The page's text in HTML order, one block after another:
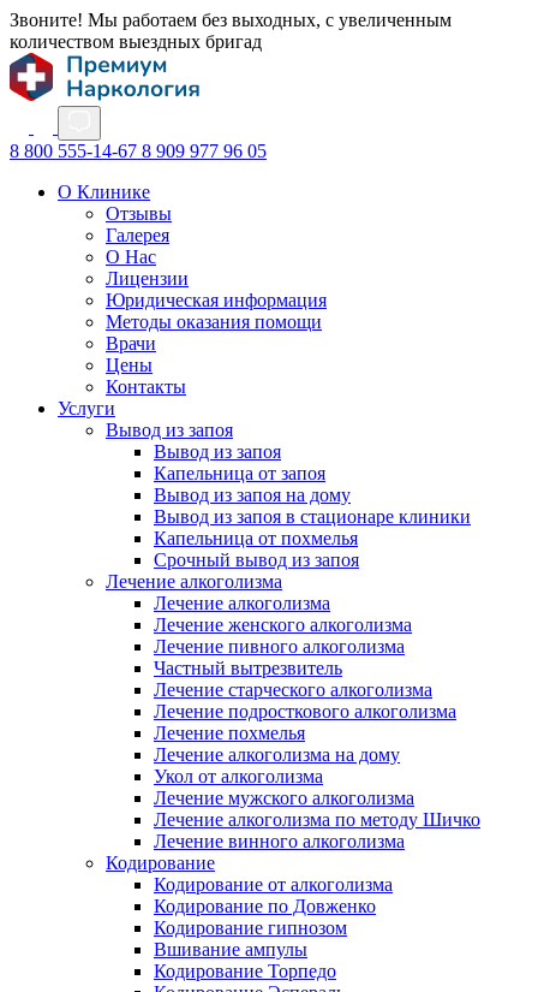
Звоните! Мы работаем без выходных, с увеличенным
количеством выездных бригад
8 800 555-14-67 8 909 977 96 05
О Клинике
Отзывы
Галерея
О Нас
Лицензии
Юридическая информация
Методы оказания помощи
Врачи
Цены
Контакты
Услуги
Вывод из запоя
Вывод из запоя
Капельница от запоя
Вывод из запоя на дому
Вывод из запоя в стационаре клиники
Капельница от похмелья
Срочный вывод из запоя
Лечение алкоголизма
Лечение алкоголизма
Лечение женского алкоголизма
Лечение пивного алкоголизма
Частный вытрезвитель
Лечение старческого алкоголизма
Лечение подросткового алкоголизма
Лечение похмелья
Лечение алкоголизма на дому
Укол от алкоголизма
Лечение мужского алкоголизма
Лечение алкоголизма по методу Шичко
Лечение винного алкоголизма
Кодирование
Кодирование от алкоголизма
Кодирование по Довженко
Кодирование гипнозом
Вшивание ампулы
Кодирование Торпедо